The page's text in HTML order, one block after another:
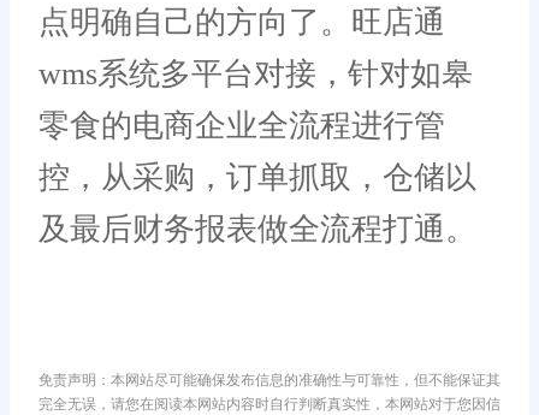
点明确自己的方向了。旺店通
wms系统多平台对接，针对如皋
零食的电商企业全流程进行管
控，从采购，订单抓取，仓储以
及最后财务报表做全流程打通。
免责声明：本网站尽可能确保发布信息的准确性与可靠性，但不能保证其
完全无误，请您在阅读本网站内容时自行判断真实性，本网站对于您因信